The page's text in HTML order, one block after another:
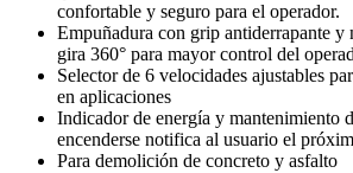
confortable y seguro para el operador.
Empuñadura con grip antiderrapante y
gira 360° para mayor control del
Selector de 6 velocidades ajustables
en aplicaciones
Indicador de energía y mantenimiento
encenderse notifica al usuario el
Para demolición de concreto y asfalto